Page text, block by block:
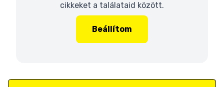
cikkeket a találataid között.
Beállítom